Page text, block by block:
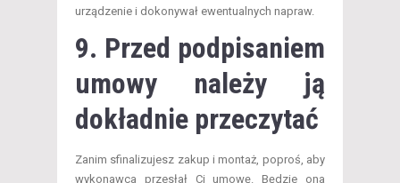
urządzenie i dokonywał ewentualnych napraw.
9. Przed podpisaniem
umowy należy ją
dokładnie przeczytać
Zanim sfinalizujesz zakup i montaż, poproś, aby
wykonawca przesłał Ci umowę. Będzie ona